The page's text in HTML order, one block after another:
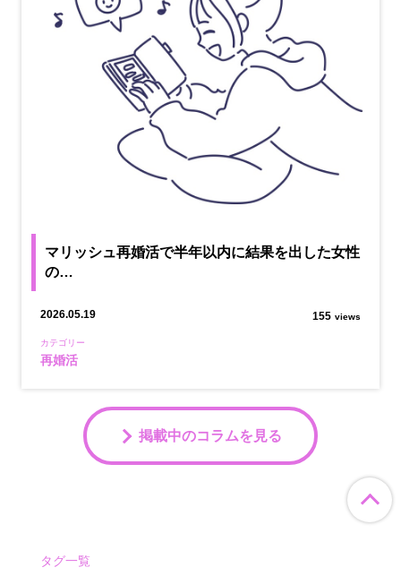
マリッシュ再婚活で半年以内に結果を出した女性
の…
2026.05.19 155 views
カテゴリー
再婚活
掲載中のコラムを見る
タグ一覧